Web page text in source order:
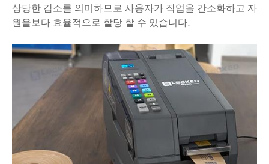
상당한 감소를 의미하므로 사용자가 작업을 간소화하고 자
원을보다 효율적으로 할당 할 수 있습니다.